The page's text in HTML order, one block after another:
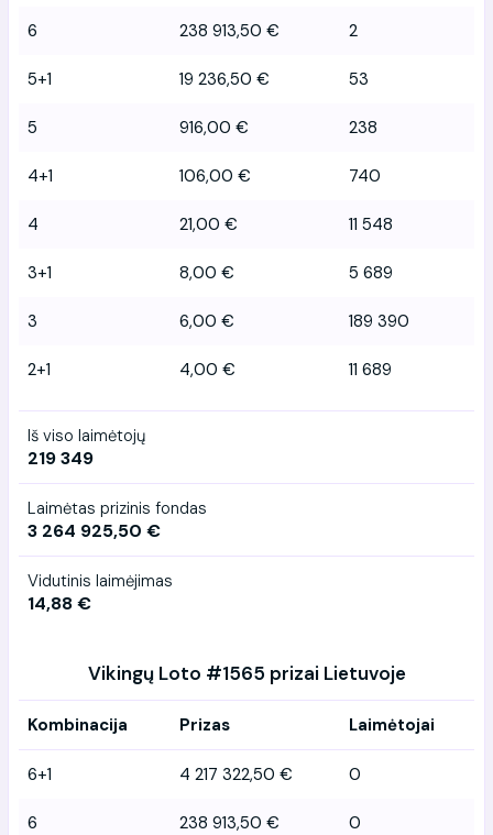
6 238 913,50 € 2
5+1 19 236,50 € 53
5 916,00 € 238
4+1 106,00 € 740
4 21,00 € 11 548
3+1 8,00 € 5 689
3 6,00 € 189 390
2+1 4,00 € 11 689
Iš viso laimėtojų
219 349
Laimėtas prizinis fondas
3 264 925,50 €
Vidutinis laimėjimas
14,88 €
Vikingų Loto #1565 prizai Lietuvoje
Kombinacija Prizas Laimėtojai
6+1 4 217 322,50 € 0
6 238 913,50 € 0